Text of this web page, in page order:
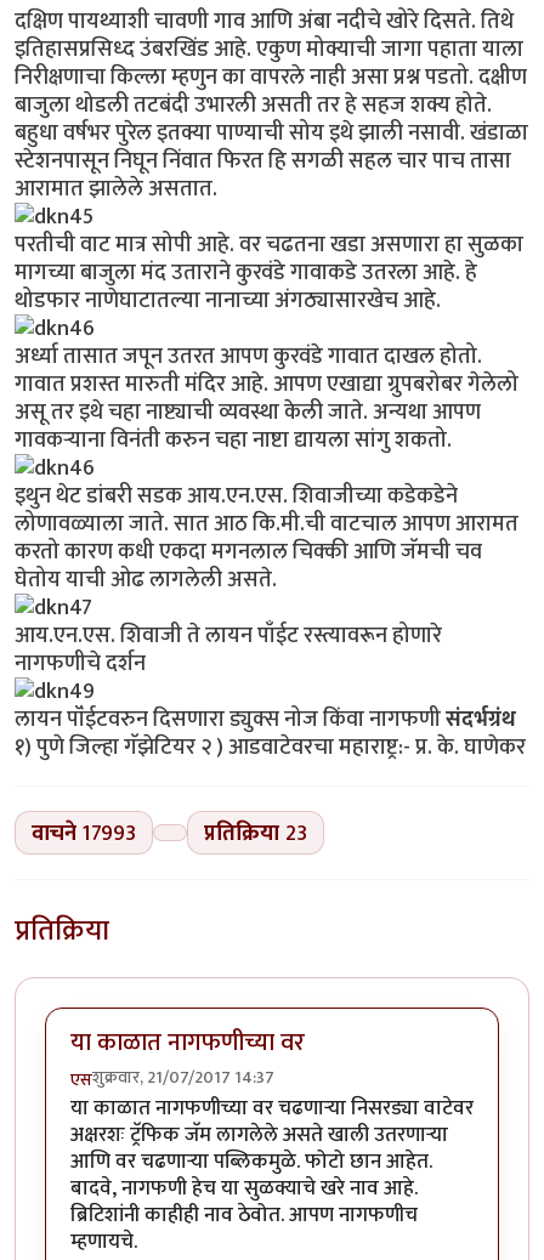
दक्षिण पायथ्याशी चावणी गाव आणि अंबा नदीचे खोरे दिसते. तिथे
इतिहासप्रसिध्द उंबरखिंड आहे. एकुण मोक्याची जागा पहाता याला
निरीक्षणाचा किल्ला म्हणुन का वापरले नाही असा प्रश्न पडतो. दक्षीण
बाजुला थोडली तटबंदी उभारली असती तर हे सहज शक्य होते.
बहुधा वर्षभर पुरेल इतक्या पाण्याची सोय इथे झाली नसावी. खंडाळा
स्टेशनपासून निघून निंवात फिरत हि सगळी सहल चार पाच तासा
आरामात झालेले असतात.
परतीची वाट मात्र सोपी आहे. वर चढतना खडा असणारा हा सुळका
मागच्या बाजुला मंद उताराने कुरवंडे गावाकडे उतरला आहे. हे
थोडफार नाणेघाटातल्या नानाच्या अंगठ्यासारखेच आहे.
अर्ध्या तासात जपून उतरत आपण कुरवंडे गावात दाखल होतो.
गावात प्रशस्त मारुती मंदिर आहे. आपण एखाद्या ग्रुपबरोबर गेलेलो
असू तर इथे चहा नाष्ट्याची व्यवस्था केली जाते. अन्यथा आपण
गावकर्‍याना विनंती करुन चहा नाष्टा द्यायला सांगु शकतो.
इथुन थेट डांबरी सडक आय.एन.एस. शिवाजीच्या कडेकडेने
लोणावळ्याला जाते. सात आठ कि.मी.ची वाटचाल आपण आरामत
करतो कारण कधी एकदा मगनलाल चिक्की आणि जॅमची चव
घेतोय याची ओढ लागलेली असते.
आय.एन.एस. शिवाजी ते लायन पाँईट रस्त्यावरून होणारे
नागफणीचे दर्शन
लायन पॉंईटवरुन दिसणारा ड्युक्स नोज किंवा नागफणीसंदर्भग्रंथ
१) पुणे जिल्हा गॅझेटियर २ ) आडवाटेवरचा महाराष्ट्र:- प्र. के. घाणेकर
वाचने17993 प्रतिक्रिया 23
प्रतिक्रिया
या काळात नागफणीच्या वर
एसशुक्रवार, 21/07/2017 14:37
या काळात नागफणीच्या वर चढणाऱ्या निसरड्या वाटेवर
अक्षरशः ट्रॅफिक जॅम लागलेले असते खाली उतरणाऱ्या
आणि वर चढणाऱ्या पब्लिकमुळे. फोटो छान आहेत.
बादवे, नागफणी हेच या सुळक्याचे खरे नाव आहे.
ब्रिटिशांनी काहीही नाव ठेवोत. आपण नागफणीच
म्हणायचे.